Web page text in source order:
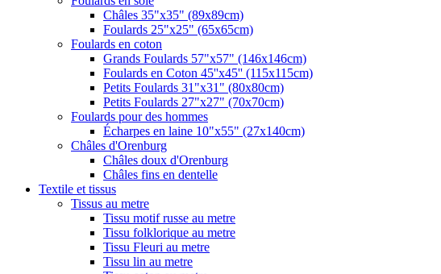
Châles 35"x35" (89x89cm)
Foulards 25"x25" (65x65cm)
Foulards en coton
Grands Foulards 57"x57" (146x146cm)
Foulards en Coton 45''x45'' (115x115cm)
Petits Foulards 31"x31" (80x80cm)
Petits Foulards 27"x27" (70x70cm)
Foulards pour des hommes
Écharpes en laine 10"x55" (27x140cm)
Châles d'Orenburg
Châles doux d'Orenburg
Châles fins en dentelle
Textile et tissus
Tissus au metre
Tissu motif russe au metre
Tissu folklorique au metre
Tissu Fleuri au metre
Tissu lin au metre